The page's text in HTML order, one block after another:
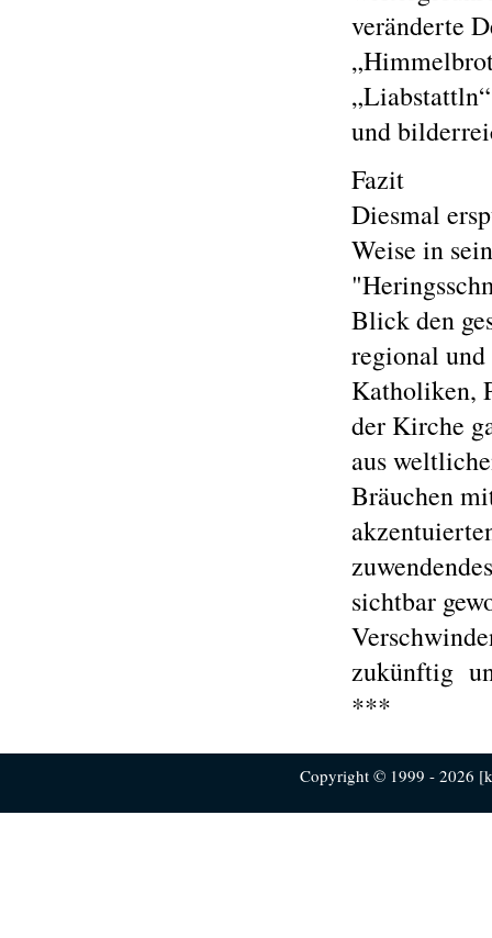
veränderte
und
Fazit
Diesmal
Weise in
Blick den
regional
Katholiken,
der Kirche
aus
Bräuchen
sichtbar
zukünftig
***
Copyright © 1999 - 2026